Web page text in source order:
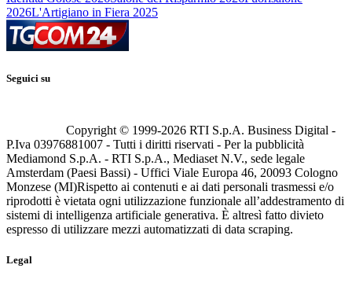
2026L'Artigiano in Fiera 2025
Seguici su
Copyright © 1999-2026 RTI S.p.A. Business Digital -
P.Iva 03976881007 - Tutti i diritti riservati - Per la pubblicità
Mediamond S.p.A. - RTI S.p.A., Mediaset N.V., sede legale
Amsterdam (Paesi Bassi) - Uffici Viale Europa 46, 20093 Cologno
Monzese (MI)Rispetto ai contenuti e ai dati personali trasmessi e/o
riprodotti è vietata ogni utilizzazione funzionale all’addestramento di
sistemi di intelligenza artificiale generativa. È altresì fatto divieto
espresso di utilizzare mezzi automatizzati di data scraping.
Legal